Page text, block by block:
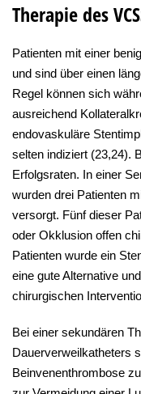
Therapie des
Patienten mit einer
und sind über einen
Regel können sich
ausreichend
endovaskuläre
selten indiziert (23,24).
Erfolgsraten. In einer
wurden drei Patienten
versorgt. Fünf dieser
oder Okklusion offen
Patienten wurde ein
eine gute Alternative
chirurgischen
Bei einer sekundären
Dauerverweilkatheters
Beinvenenthrombose